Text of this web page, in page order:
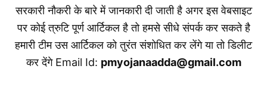
सरकारी नौकरी के बारे में जानकारी दी जाती है अगर इस वेबसाइट
पर कोई त्रुटि पूर्ण आर्टिकल है तो हमसे सीधे संपर्क कर सकते है
हमारी टीम उस आर्टिकल को तुरंत संशोधित कर लेंगे या तो डिलीट
कर देंगे Email Id: pmyojanaadda@gmail.com